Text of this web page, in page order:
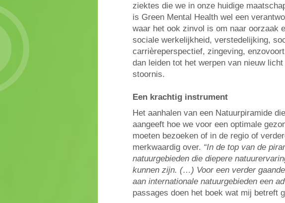
ziektes die we in onze huidige
is Green Mental Health wel een
waar het ook zinvol is om naar oorzaak
sociale werkelijkheid, verstedelijking,
carrièreperspectief, zingeving,
dan leiden tot het werpen van nieuw
stoornis.
Een krachtig instrument
Het aanhalen van een Natuurpiramide
aangeeft hoe we voor een optimale
moeten bezoeken of in de regio of
merkwaardig over. “In de top van de
natuurgebieden die diepere
kunnen zijn. (…) Voor een verder
aan internationale natuurgebieden een
passages doen het boek wat mij betreft